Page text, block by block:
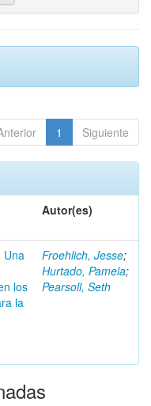
1 Siguiente
Autor(es)
Una
los
la
Froehlich, Jesse;
Hurtado, Pamela;
Pearsoll, Seth